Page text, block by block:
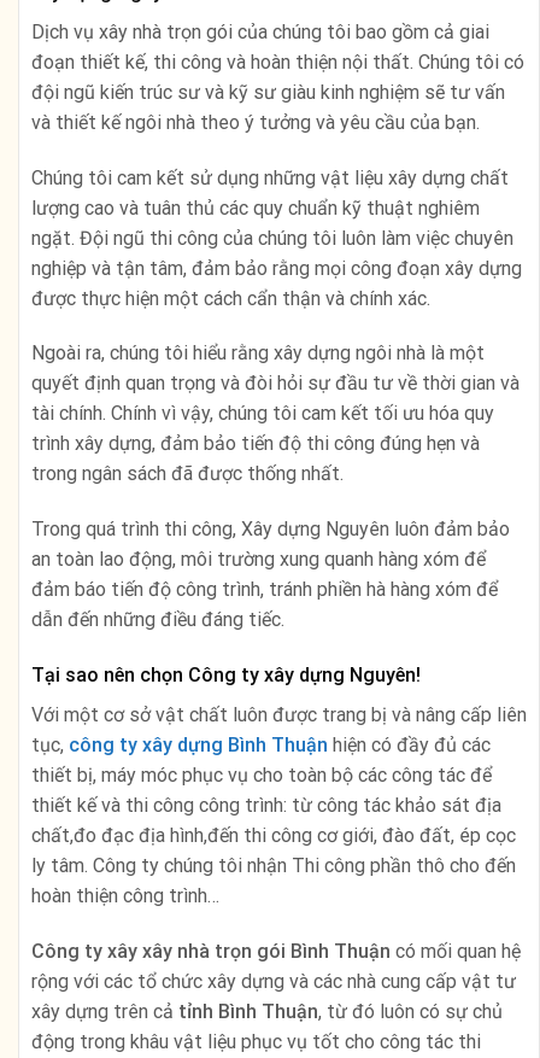
Dịch vụ xây nhà trọn gói của chúng tôi bao gồm cả giai
đoạn thiết kế, thi công và hoàn thiện nội thất. Chúng tôi có
đội ngũ kiến trúc sư và kỹ sư giàu kinh nghiệm sẽ tư vấn
và thiết kế ngôi nhà theo ý tưởng và yêu cầu của bạn.
Chúng tôi cam kết sử dụng những vật liệu xây dựng chất
lượng cao và tuân thủ các quy chuẩn kỹ thuật nghiêm
ngặt. Đội ngũ thi công của chúng tôi luôn làm việc chuyên
nghiệp và tận tâm, đảm bảo rằng mọi công đoạn xây dựng
được thực hiện một cách cẩn thận và chính xác.
Ngoài ra, chúng tôi hiểu rằng xây dựng ngôi nhà là một
quyết định quan trọng và đòi hỏi sự đầu tư về thời gian và
tài chính. Chính vì vậy, chúng tôi cam kết tối ưu hóa quy
trình xây dựng, đảm bảo tiến độ thi công đúng hẹn và
trong ngân sách đã được thống nhất.
Trong quá trình thi công, Xây dựng Nguyên luôn đảm bảo
an toàn lao động, môi trường xung quanh hàng xóm để
đảm báo tiến độ công trình, tránh phiền hà hàng xóm để
dẫn đến những điều đáng tiếc.
Tại sao nên chọn Công ty xây dựng Nguyên!
Với một cơ sở vật chất luôn được trang bị và nâng cấp liên
tục, công ty xây dựng Bình Thuận hiện có đầy đủ các
thiết bị, máy móc phục vụ cho toàn bộ các công tác để
thiết kế và thi công công trình: từ công tác khảo sát địa
chất,đo đạc địa hình,đến thi công cơ giới, đào đất, ép cọc
ly tâm. Công ty chúng tôi nhận Thi công phần thô cho đến
hoàn thiện công trình…
Công ty xây xây nhà trọn gói Bình Thuận có mối quan hệ
rộng với các tổ chức xây dựng và các nhà cung cấp vật tư
xây dựng trên cả tỉnh Bình Thuận, từ đó luôn có sự chủ
động trong khâu vật liệu phục vụ tốt cho công tác thi